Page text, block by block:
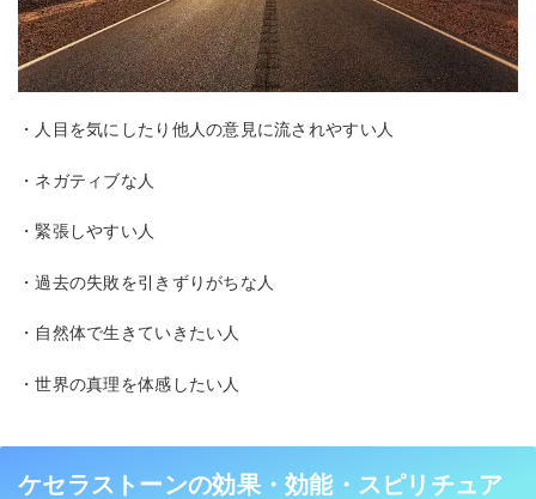
・人目を気にしたり他人の意見に流されやすい人
・ネガティブな人
・緊張しやすい人
・過去の失敗を引きずりがちな人
・自然体で生きていきたい人
・世界の真理を体感したい人
ケセラストーンの効果・効能・スピリチュア